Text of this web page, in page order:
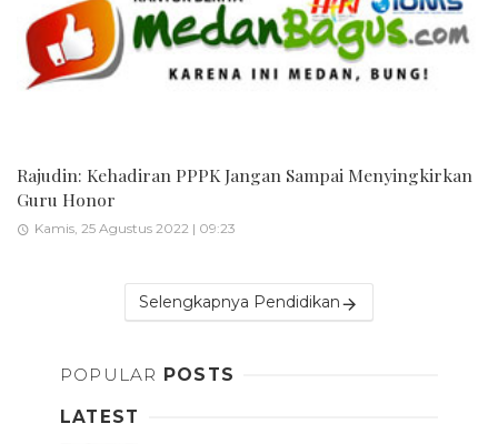
Rajudin: Kehadiran PPPK Jangan Sampai Menyingkirkan
Guru Honor
Kamis, 25 Agustus 2022 | 09:23
Selengkapnya Pendidikan
POPULAR POSTS
LATEST